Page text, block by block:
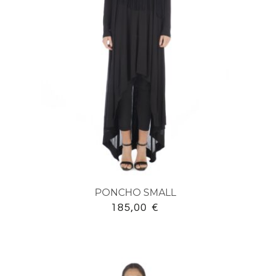
PONCHO SMALL
185,00 €